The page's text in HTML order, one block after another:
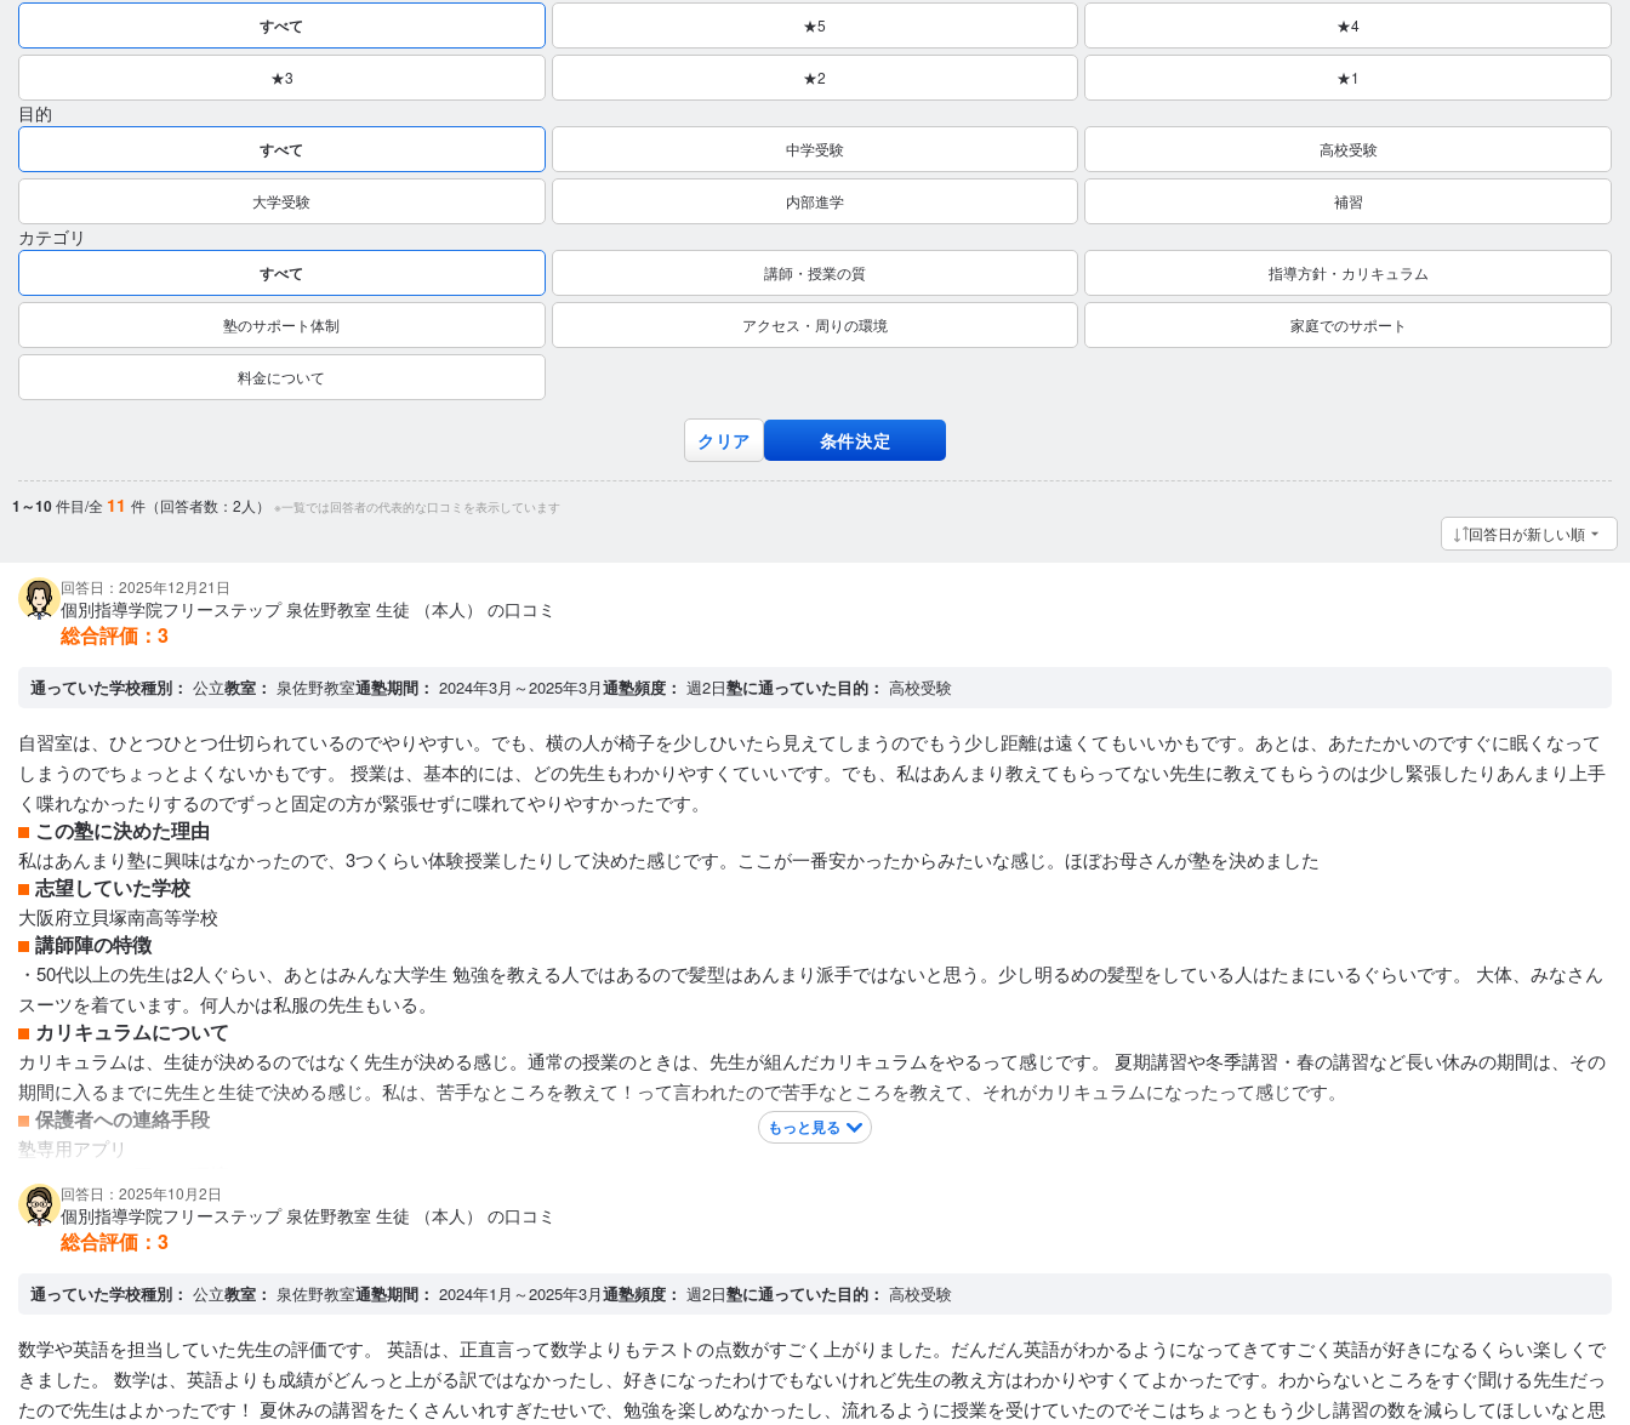
すべて ★5 ★4
★3 ★2 ★1
目的
すべて 中学受験 高校受験
大学受験 内部進学 補習
カテゴリ
すべて 講師・授業の質 指導方針・カリキュラム
塾のサポート体制 アクセス・周りの環境 家庭でのサポート
料金について
クリア 条件決定
1～10件目/全 11 件（回答者数：2人） ※一覧では回答者の代表的な口コミを表示しています
回答日が新しい順
回答日：2025年12月21日
個別指導学院フリーステップ 泉佐野教室 生徒 （本人） の口コミ
総合評価： 3
通っていた学校種別： 公立教室： 泉佐野教室通塾期間： 2024年3月～2025年3月通塾頻度： 週2日塾に通っていた目的： 高校受験
自習室は、ひとつひとつ仕切られているのでやりやすい。でも、横の人が椅子を少しひいたら見えてしまうのでもう少し距離は遠くてもいいかもです。あとは、あたたかいのですぐに眠くなって
しまうのでちょっとよくないかもです。 授業は、基本的には、どの先生もわかりやすくていいです。でも、私はあんまり教えてもらってない先生に教えてもらうのは少し緊張したりあんまり上手
く喋れなかったりするのでずっと固定の方が緊張せずに喋れてやりやすかったです。
この塾に決めた理由
私はあんまり塾に興味はなかったので、3つくらい体験授業したりして決めた感じです。ここが一番安かったからみたいな感じ。ほぼお母さんが塾を決めました
志望していた学校
大阪府立貝塚南高等学校
講師陣の特徴
・50代以上の先生は2人ぐらい、あとはみんな大学生 勉強を教える人ではあるので髪型はあんまり派手ではないと思う。少し明るめの髪型をしている人はたまにいるぐらいです。 大体、みなさん
スーツを着ています。何人かは私服の先生もいる。
カリキュラムについて
カリキュラムは、生徒が決めるのではなく先生が決める感じ。通常の授業のときは、先生が組んだカリキュラムをやるって感じです。 夏期講習や冬季講習・春の講習など長い休みの期間は、その
期間に入るまでに先生と生徒で決める感じ。私は、苦手なところを教えて！って言われたので苦手なところを教えて、それがカリキュラムになったって感じです。
保護者への連絡手段
塾専用アプリ
駅に近い、ホテルが目の前にある
もっと見る
回答日：2025年10月2日
個別指導学院フリーステップ 泉佐野教室 生徒 （本人） の口コミ
総合評価： 3
通っていた学校種別： 公立教室： 泉佐野教室通塾期間： 2024年1月～2025年3月通塾頻度： 週2日塾に通っていた目的： 高校受験
数学や英語を担当していた先生の評価です。 英語は、正直言って数学よりもテストの点数がすごく上がりました。だんだん英語がわかるようになってきてすごく英語が好きになるくらい楽しくで
きました。 数学は、英語よりも成績がどんっと上がる訳ではなかったし、好きになったわけでもないけれど先生の教え方はわかりやすくてよかったです。わからないところをすぐ聞ける先生だっ
たので先生はよかったです！ 夏休みの講習をたくさんいれすぎたせいで、勉強を楽しめなかったし、流れるように授業を受けていたのでそこはちょっともう少し講習の数を減らしてほしいなと思